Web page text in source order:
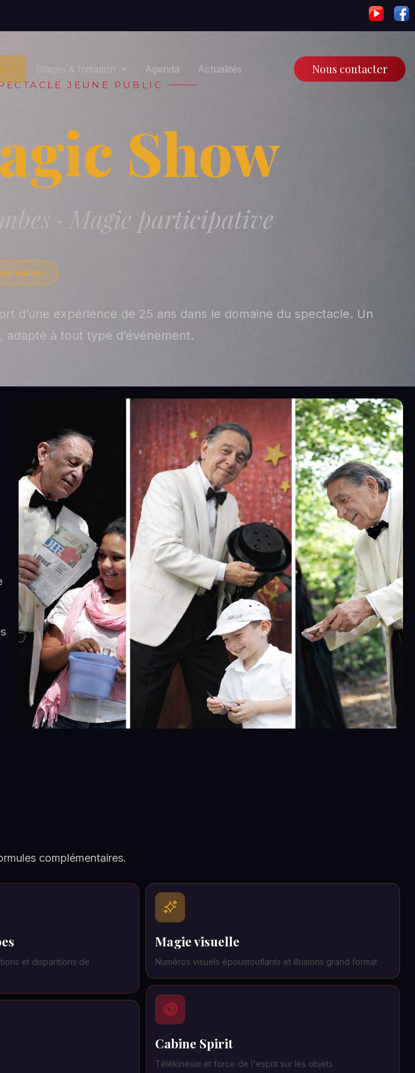
Stages & Initiation Agenda Actualités Nous contacter
JEUNE PUBLIC
Show
· Magie participative
wallon
d’une expérience de 25 ans dans le domaine du spectacle. Un
adapté à tout type d’événement.
complémentaires.
et disparitions de
Magie visuelle
Numéros visuels époustouflants et illusions grand format
Cabine Spirit
Télékinésie et force de l'esprit sur les objets